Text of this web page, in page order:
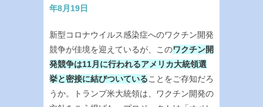
年8月19日
新型コロナウイルス感染症へのワクチン開発
競争が佳境を迎えているが、このワクチン開
発競争は11月に行われるアメリカ大統領選
挙と密接に結びついていることをご存知だろ
うか。トランプ米大統領は、ワクチン開発の